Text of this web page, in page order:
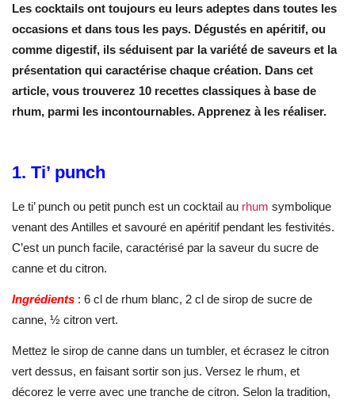
Les cocktails ont toujours eu leurs adeptes dans toutes les
occasions et dans tous les pays. Dégustés en apéritif, ou
comme digestif, ils séduisent par la variété de saveurs et la
présentation qui caractérise chaque création. Dans cet
article, vous trouverez 10 recettes classiques à base de
rhum, parmi les incontournables. Apprenez à les réaliser.
1. Ti’ punch
Le ti’ punch ou petit punch est un cocktail au rhum symbolique
venant des Antilles et savouré en apéritif pendant les festivités.
C’est un punch facile, caractérisé par la saveur du sucre de
canne et du citron.
Ingrédients : 6 cl de rhum blanc, 2 cl de sirop de sucre de
canne, ½ citron vert.
Mettez le sirop de canne dans un tumbler, et écrasez le citron
vert dessus, en faisant sortir son jus. Versez le rhum, et
décorez le verre avec une tranche de citron. Selon la tradition,